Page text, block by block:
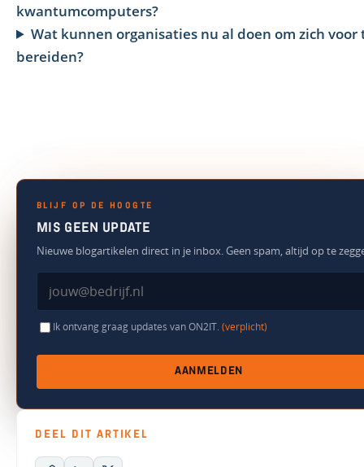
kwantumcomputers?
Wat kunnen organisaties nu al doen om zich voor
bereiden?
BLIJF OP DE HOOGTE
MIS GEEN UPDATE
Nieuwe blogartikelen direct in je inbox. Geen spam, altijd op te
Ik ontvang graag updates van ON2IT. (verplicht)
AANMELDEN
DEEL DIT ARTIKEL